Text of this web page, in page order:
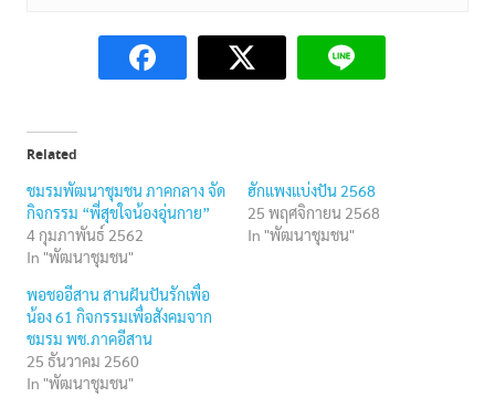
Related
ชมรมพัฒนาชุมชน ภาคกลาง จัด
กิจกรรม “พี่สุขใจน้องอุ่นกาย”
4 กุมภาพันธ์ 2562
In "พัฒนาชุมชน"
ฮักแพงแบ่งปัน 2568
25 พฤศจิกายน 2568
In "พัฒนาชุมชน"
พอชออีสาน สานฝันปันรักเพื่อ
น้อง 61 กิจกรรมเพื่อสังคมจาก
ชมรม พช.ภาคอีสาน
25 ธันวาคม 2560
In "พัฒนาชุมชน"